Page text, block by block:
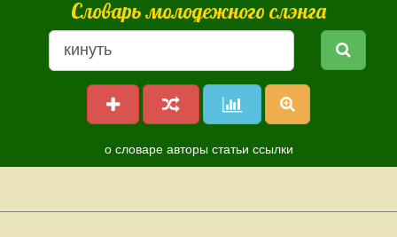
Словарь молодежного слэнга
о словаре авторы статьи ссылки